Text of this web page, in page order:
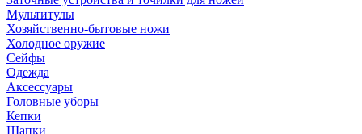
Мультитулы
Хозяйственно-бытовые ножи
Холодное оружие
Сейфы
Одежда
Аксессуары
Головные уборы
Кепки
Шапки